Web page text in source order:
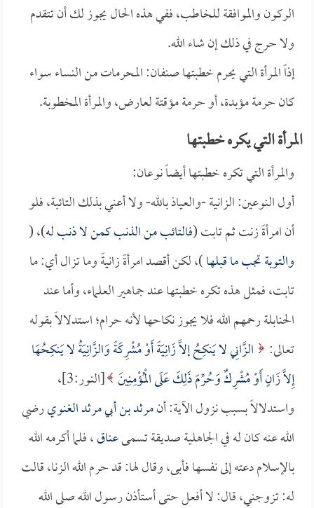
الركون والموافقة للخاطب، ففي هذه الحال يجوز لك أن تتقدم
ولا حرج في ذلك إن شاء الله.
إذاً المرأة التي يحرم خطبتها صنفان: المحرمات من النساء سواء
كان حرمة مؤبدة، أو حرمة مؤقتة لعارض، والمرأة المخطوبة.
المرأة التي يكره خطبتها
والمرأة التي تكره خطبتها أيضاً نوعان:
أول النوعين: الزانية -والعياذ بالله- ولا أعني بذلك التائبة، فلو
أن امرأةً زنت ثم تابت (فالتائب من الذنب كمن لا ذنب له)، (
والتوبة تجب ما قبلها)، لكن أقصد امرأةً زانيةً وما تزال أي: ما
تابت، فمثل هذه تكره خطبتها عند جماهير العلماء، وأما عند
الحنابلة رحمهم الله فلا يجوز نكاحها لأنه حرام؛ استدلالاً بقوله
تعالى:
الزَّانِي لا يَنكِحُ إلاَّ زَانِيَةً أَوْ مُشْرِكَةً وَالزَّانِيَةُ لا يَنكِحُهَا
إِلاَّ زَانٍ أَوْ مُشْرِكٌ وَحُرِّمَ ذَلِكَ عَلَى الْمُؤْمِنِينَ
[النور:3]،
واستدلالاً بسبب نزول الآية: أنمرثد بن أبي مرثد الغنويرضي
الله عنه كان له في الجاهلية صديقة تسمىعناق، فلما أكرمه الله
بالإسلام دعته إلى نفسها فأبى، وقال لها: قد حرم الله الزنا، قالت
له: تزوجني، قال: لا أفعل حتى أستأذن رسول الله صلى الله